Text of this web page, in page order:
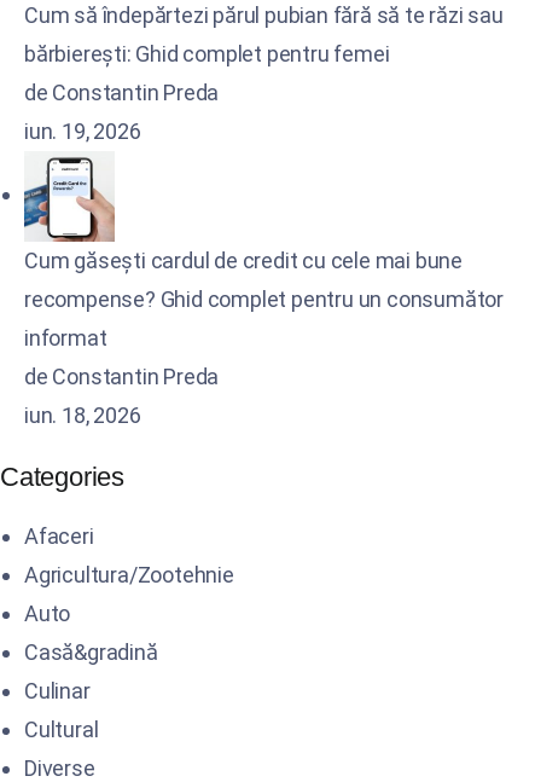
Cum să îndepărtezi părul pubian fără să te răzi sau
bărbierești: Ghid complet pentru femei
de Constantin Preda
iun. 19, 2026
Cum găsești cardul de credit cu cele mai bune
recompense? Ghid complet pentru un consumător
informat
de Constantin Preda
iun. 18, 2026
Categories
Afaceri
Agricultura/Zootehnie
Auto
Casă&gradină
Culinar
Cultural
Diverse